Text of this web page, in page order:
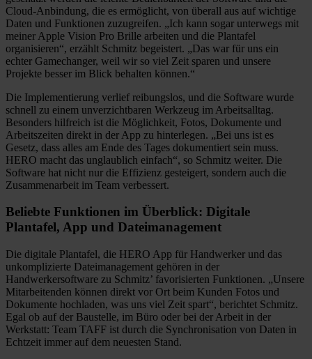
Cloud-Anbindung, die es ermöglicht, von überall aus auf wichtige
Daten und Funktionen zuzugreifen. „Ich kann sogar unterwegs mit
meiner Apple Vision Pro Brille arbeiten und die Plantafel
organisieren“, erzählt Schmitz begeistert. „Das war für uns ein
echter Gamechanger, weil wir so viel Zeit sparen und unsere
Projekte besser im Blick behalten können.“
Die Implementierung verlief reibungslos, und die Software wurde
schnell zu einem unverzichtbaren Werkzeug im Arbeitsalltag.
Besonders hilfreich ist die Möglichkeit, Fotos, Dokumente und
Arbeitszeiten direkt in der App zu hinterlegen. „Bei uns ist es
Gesetz, dass alles am Ende des Tages dokumentiert sein muss.
HERO macht das unglaublich einfach“, so Schmitz weiter. Die
Software hat nicht nur die Effizienz gesteigert, sondern auch die
Zusammenarbeit im Team verbessert.
Beliebte Funktionen im Überblick: Digitale
Plantafel, App und Dateimanagement
Die digitale Plantafel, die HERO App für Handwerker und das
unkomplizierte Dateimanagement gehören in der
Handwerkersoftware zu Schmitz’ favorisierten Funktionen. „Unsere
Mitarbeitenden können direkt vor Ort beim Kunden Fotos und
Dokumente hochladen, was uns viel Zeit spart“, berichtet Schmitz.
Egal ob auf der Baustelle, im Büro oder bei der Arbeit in der
Werkstatt: Team TAFF ist durch die Synchronisation von Daten in
Echtzeit immer auf dem neuesten Stand.